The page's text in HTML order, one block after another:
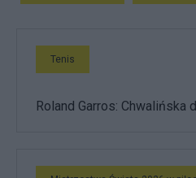
Tenis
Roland Garros: Chwalińska